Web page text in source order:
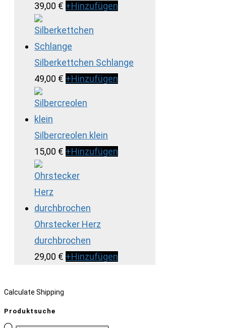
39,00 € +Hinzufügen
Silberkettchen Schlange
49,00 € +Hinzufügen
Silbercreolen klein
15,00 € +Hinzufügen
Ohrstecker Herz
durchbrochen
29,00 € +Hinzufügen
Calculate Shipping
Produktsuche